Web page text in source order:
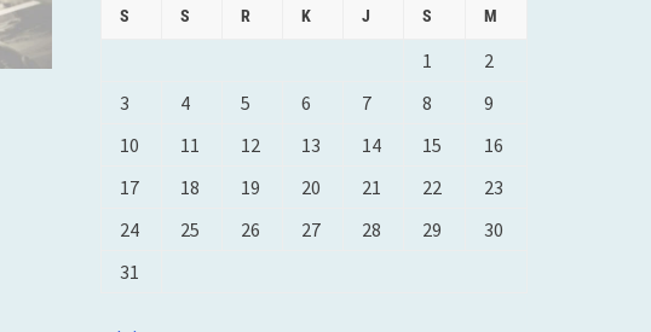
S S R K J S M
1
2
3
4 5 6 7 8
9
10
11 12 13 14 15
16
17
18 19 20 21 22
23
24
25 26 27 28 29
30
31